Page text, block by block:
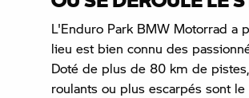
L'Enduro Park BMW Motorrad a
lieu est bien connu des
Doté de plus de 80 km de
roulants ou plus escarpés sont